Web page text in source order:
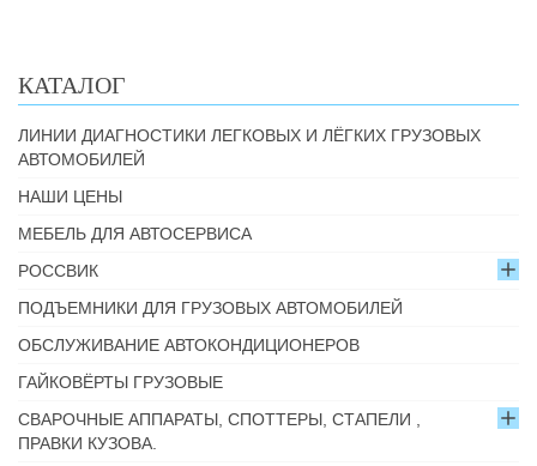
КАТАЛОГ
ЛИНИИ ДИАГНОСТИКИ ЛЕГКОВЫХ И ЛЁГКИХ ГРУЗОВЫХ
АВТОМОБИЛЕЙ
НАШИ ЦЕНЫ
МЕБЕЛЬ ДЛЯ АВТОСЕРВИСА
РОССВИК
ПОДЪЕМНИКИ ДЛЯ ГРУЗОВЫХ АВТОМОБИЛЕЙ
ОБСЛУЖИВАНИЕ АВТОКОНДИЦИОНЕРОВ
ГАЙКОВЁРТЫ ГРУЗОВЫЕ
СВАРОЧНЫЕ АППАРАТЫ, СПОТТЕРЫ, СТАПЕЛИ ,
ПРАВКИ КУЗОВА.